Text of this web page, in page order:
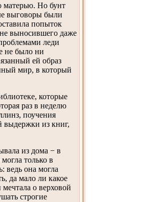
матерью. Но бунт
выговоры были
попыток
выносившего даже
леди
не было ни
ей образ
мир, в который
которые
раз в неделю
поучения
выдержки из книг,
из дома − в
только в
ведь она могла
да мало ли какое
о верховой
строгие